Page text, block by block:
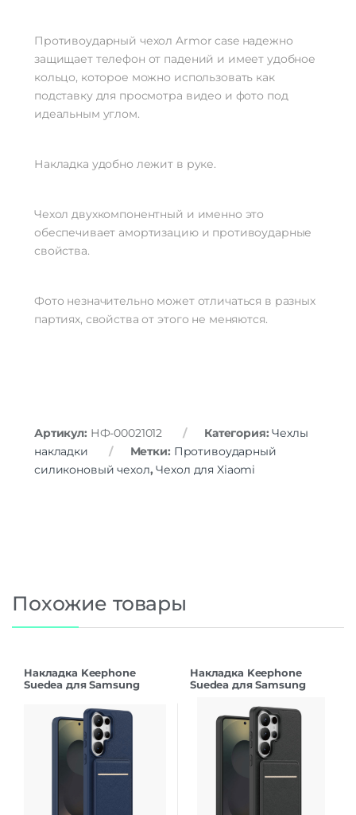
Противоударный чехол Armor case надежно
защищает телефон от падений и имеет удобное
кольцо, которое можно использовать как
подставку для просмотра видео и фото под
идеальным углом.
Накладка удобно лежит в руке.
Чехол двухкомпонентный и именно это
обеспечивает амортизацию и противоударные
свойства.
Фото незначительно может отличаться в разных
партиях, свойства от этого не меняются.
Артикул: НФ-00021012 Категория:Чехлы
накладки
Метки: Противоударный
силиконовый чехол,Чехол для Xiaomi
Похожие товары
Накладка Keephone
Suedea для Samsung
Накладка Keephone
Suedea для Samsung